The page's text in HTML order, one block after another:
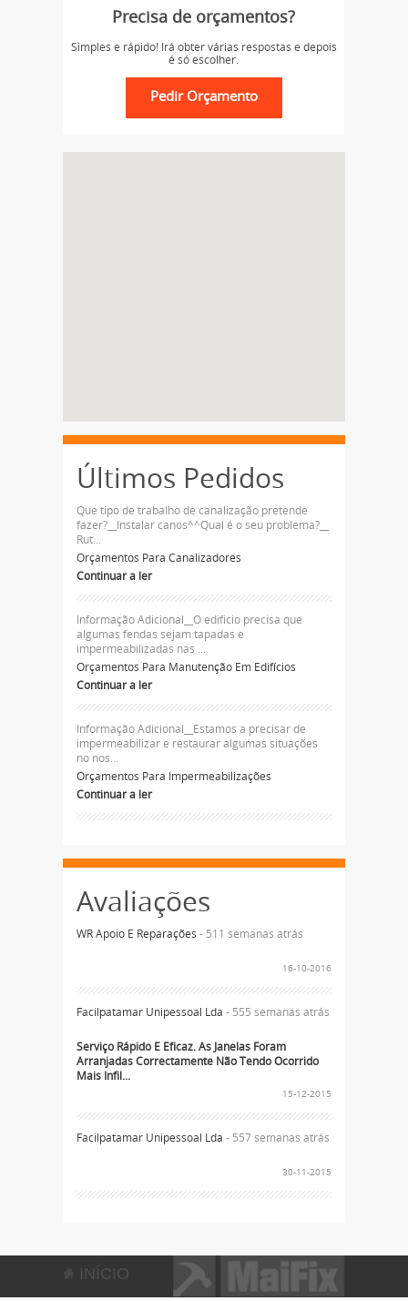
Precisa de orçamentos?
Simples e rápido! Irá obter várias respostas e depois
é só escolher.
Últimos Pedidos
Que tipo de trabalho de canalização pretende
fazer?__Instalar canos^^Qual é o seu problema?__
Rut...
Orçamentos Para Canalizadores
Continuar a ler
Informação Adicional__O edificio precisa que
algumas fendas sejam tapadas e
impermeabilizadas nas ...
Orçamentos Para Manutenção Em Edifícios
Continuar a ler
Informação Adicional__Estamos a precisar de
impermeabilizar e restaurar algumas situações
no nos...
Orçamentos Para Impermeabilizações
Continuar a ler
Avaliações
WR Apoio E Reparações - 511 semanas atrás
16-10-2016
Facilpatamar Unipessoal Lda - 555 semanas atrás
Serviço Rápido E Eficaz. As Janelas Foram
Arranjadas Correctamente Não Tendo Ocorrido
Mais Infil...
15-12-2015
Facilpatamar Unipessoal Lda - 557 semanas atrás
30-11-2015
INÍCIO